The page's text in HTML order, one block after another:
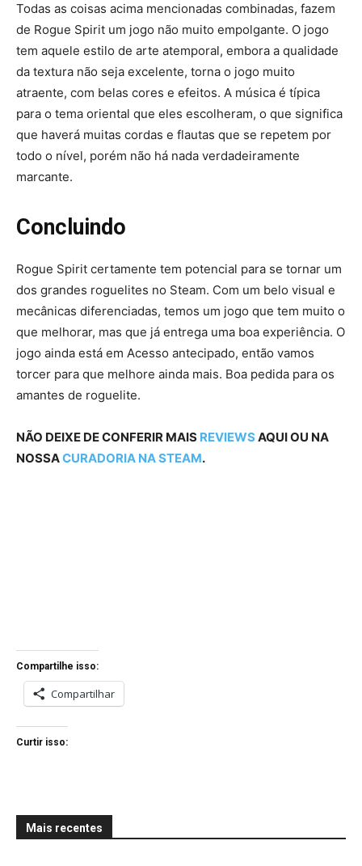
Todas as coisas acima mencionadas combinadas, fazem
de Rogue Spirit um jogo não muito empolgante. O jogo
tem aquele estilo de arte atemporal, embora a qualidade
da textura não seja excelente, torna o jogo muito
atraente, com belas cores e efeitos. A música é típica
para o tema oriental que eles escolheram, o que significa
que haverá muitas cordas e flautas que se repetem por
todo o nível, porém não há nada verdadeiramente
marcante.
Concluindo
Rogue Spirit certamente tem potencial para se tornar um
dos grandes roguelites no Steam. Com um belo visual e
mecânicas diferenciadas, temos um jogo que tem muito o
que melhorar, mas que já entrega uma boa experiência. O
jogo ainda está em Acesso antecipado, então vamos
torcer para que melhore ainda mais. Boa pedida para os
amantes de roguelite.
NÃO DEIXE DE CONFERIR MAIS REVIEWS AQUI OU NA
NOSSACURADORIA NA STEAM.
Compartilhe isso:
Compartilhar
Curtir isso:
Mais recentes